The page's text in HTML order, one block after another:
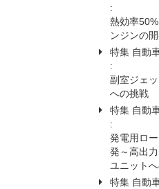
:
熱効率
ンジンの
特集 自動
:
副室ジェ
への挑戦
特集 自動
:
発電用ロ
発～高出
ユニット
特集 自動